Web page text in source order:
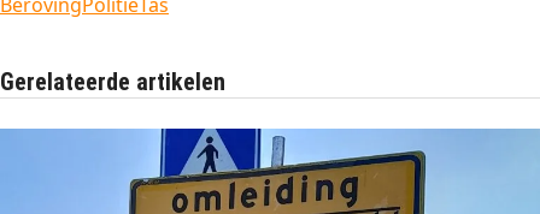
Gerelateerde artikelen